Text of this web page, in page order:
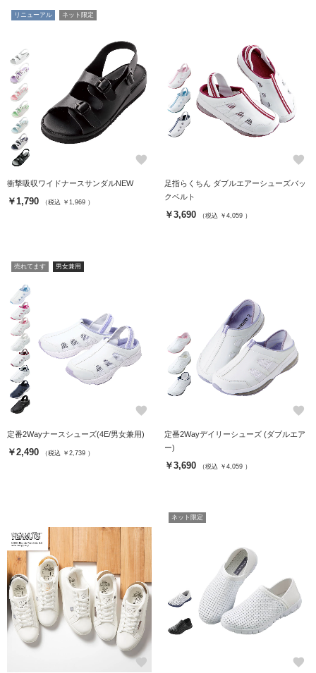
リニューアル ネット限定
favorite
衝撃吸収ワイドナースサンダルNEW
￥1,790 （税込 ￥1,969 ）
favorite
足指らくちん ダブルエアーシューズバッ
クベルト
￥3,690 （税込 ￥4,059 ）
売れてます 男女兼用
favorite
定番2Wayナースシューズ(4E/男女兼用)
￥2,490 （税込 ￥2,739 ）
favorite
定番2Wayデイリーシューズ (ダブルエア
ー)
￥3,690 （税込 ￥4,059 ）
favorite
ネット限定
favorite